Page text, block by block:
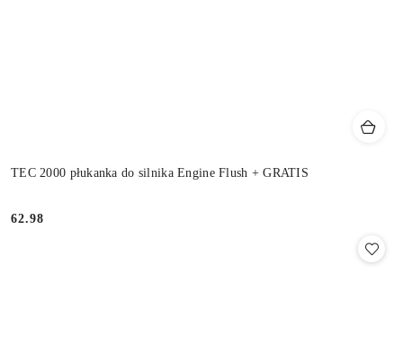
TEC 2000 płukanka do silnika Engine Flush + GRATIS
Cena:
62.98